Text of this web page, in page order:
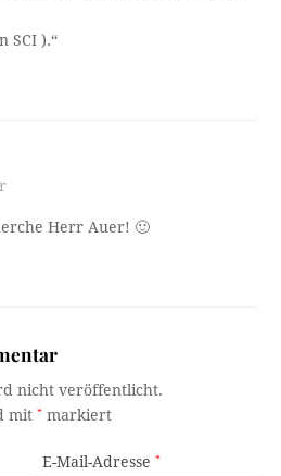
SCI ).“
Herr Auer! 🙂
nicht veröffentlicht.
mit* markiert
E-Mail-Adresse*